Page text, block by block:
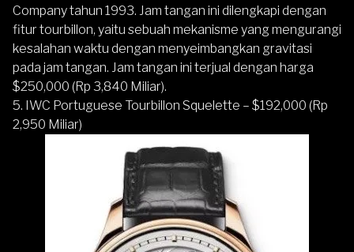
Company tahun 1993. Jam tangan ini dilengkapi dengan
fitur tourbillon, yaitu sebuah mekanisme yang mengurangi
kesalahan waktu dengan menyeimbangkan gravitasi
pada jam tangan. Jam tangan ini terjual dengan harga
$250,000 (Rp 3,840 Miliar).
5. IWC Portuguese Tourbillon Squelette – $192,000 (Rp
2,950 Miliar)